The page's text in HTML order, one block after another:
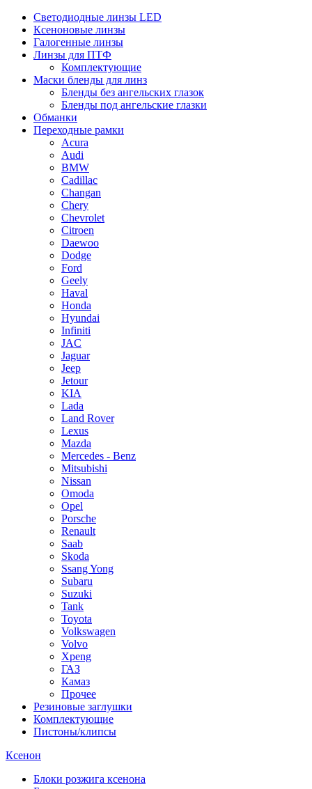
Светодиодные линзы LED
Ксеноновые линзы
Галогенные линзы
Линзы для ПТФ
Комплектующие
Маски бленды для линз
Бленды без ангельских глазок
Бленды под ангельские глазки
Обманки
Переходные рамки
Acura
Audi
BMW
Cadillac
Changan
Chery
Chevrolet
Citroen
Daewoo
Dodge
Ford
Geely
Haval
Honda
Hyundai
Infiniti
JAC
Jaguar
Jeep
Jetour
KIA
Lada
Land Rover
Lexus
Mazda
Mercedes - Benz
Mitsubishi
Nissan
Omoda
Opel
Porsche
Renault
Saab
Skoda
Ssang Yong
Subaru
Suzuki
Tank
Toyota
Volkswagen
Volvo
Xpeng
ГАЗ
Камаз
Прочее
Резиновые заглушки
Комплектующие
Пистоны/клипсы
Ксенон
Блоки розжига ксенона